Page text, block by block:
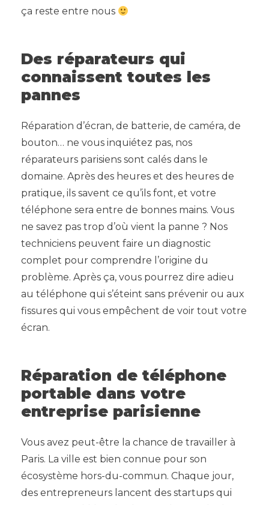
ça reste entre nous
Des réparateurs qui
connaissent toutes les
pannes
Réparation d’écran, de batterie, de caméra, de
bouton… ne vous inquiétez pas, nos
réparateurs parisiens sont calés dans le
domaine. Après des heures et des heures de
pratique, ils savent ce qu’ils font, et votre
téléphone sera entre de bonnes mains. Vous
ne savez pas trop d’où vient la panne ? Nos
techniciens peuvent faire un diagnostic
complet pour comprendre l’origine du
problème. Après ça, vous pourrez dire adieu
au téléphone qui s’éteint sans prévenir ou aux
fissures qui vous empêchent de voir tout votre
écran.
Réparation de téléphone
portable dans votre
entreprise parisienne
Vous avez peut-être la chance de travailler à
Paris. La ville est bien connue pour son
écosystème hors-du-commun. Chaque jour,
des entrepreneurs lancent des startups qui